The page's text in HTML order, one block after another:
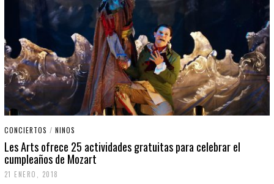
CONCIERTOS / NINOS
Les Arts ofrece 25 actividades gratuitas para celebrar el
cumpleaños de Mozart
21 ENERO, 2018